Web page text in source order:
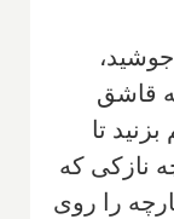
قاشق
تا
نازكی كه
را روی